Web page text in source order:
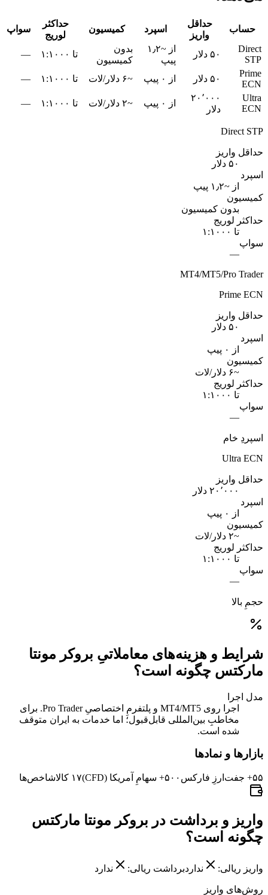
حساب
حداقل
واریز
اسپرد کمیسیون
حداکثر
لوریج
سواپ
Direct
STP
۵۰ دلار
از ~۱٫۲
پیپ
بدون
کمیسیون
تا ۱:۱۰۰۰
—
Prime
ECN
۵۰ دلار از ۰ پیپ ~۶ دلار/لات تا ۱:۱۰۰۰
—
Ultra
ECN
۲۰٬۰۰۰
دلار
از ۰ پیپ ~۲ دلار/لات تا ۱:۱۰۰۰ —
Direct STP
حداقل واریز
۵۰ دلار
اسپرد
از ~۱٫۲ پیپ
کمیسیون
بدون کمیسیون
حداکثر لوریج
تا ۱:۱۰۰۰
سواپ
—
MT4/MT5/Pro Trader
Prime ECN
حداقل واریز
۵۰ دلار
اسپرد
از ۰ پیپ
کمیسیون
~۶ دلار/لات
حداکثر لوریج
تا ۱:۱۰۰۰
سواپ
—
اسپردِ خام
Ultra ECN
حداقل واریز
۲۰٬۰۰۰ دلار
اسپرد
از ۰ پیپ
کمیسیون
~۲ دلار/لات
حداکثر لوریج
تا ۱:۱۰۰۰
سواپ
—
حجمِ بالا
شرایط و هزینه‌های معاملاتیِ بروکر مونتا
مارکتس چگونه است؟
مدل اجرا
اجرا روی MT4/MT5 و پلتفرمِ اختصاصیِ Pro Trader. برای
مخاطبِ بین‌المللی قابل‌قبول؛ اما خدمات به ایران متوقف
شده است.
بازارها و نمادها
۵۵+ جفت‌ارزِ فارکس ۵۰۰+ سهامِ آمریکا (CFD) ۱۷ کالا شاخص‌ها
واریز و برداشت در بروکر مونتا مارکتس
چگونه است؟
واریز ریالی: نداردبرداشت ریالی: ندارد
روش‌های واریز